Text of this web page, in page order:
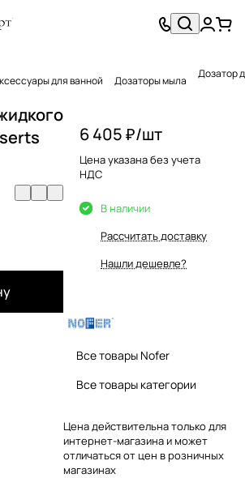
для ванной Дозаторы мыла Дозатор
6 405 ₽/шт
Цена указана без учета
НДС
В наличии
Рассчитать доставку
Нашли дешевле?
Все товары Nofer
Все товары категории
Цена действительна только для
интернет-магазина и может
отличаться от цен в розничных
магазинах